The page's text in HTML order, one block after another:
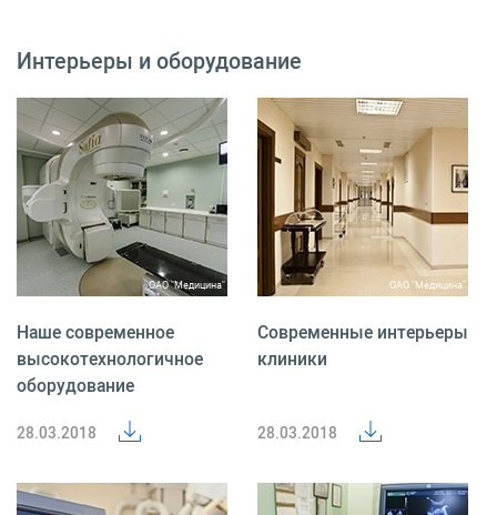
Интерьеры и оборудование
Наше современное
высокотехнологичное
оборудование
28.03.2018
Современные интерьеры
клиники
28.03.2018